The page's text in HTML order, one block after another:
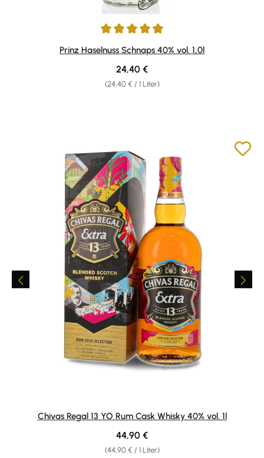
Durchschnittliche Bewertung von 4.89 von 5 Sternen
Prinz Haselnuss Schnaps 40% vol. 1,0l
(24,40 € / 1 Liter)
Regulärer Preis:
24,40 €
Chivas Regal 13 YO Rum Cask Whisky 40% vol. 1l
(44,90 € / 1 Liter)
Regulärer Preis:
44,90 €